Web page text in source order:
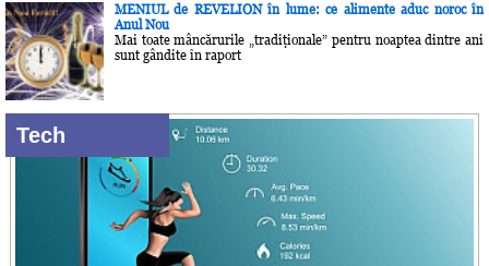
MENIUL de REVELION în lume: ce alimente aduc noroc în
Anul Nou
Mai toate mâncărurile „tradiţionale” pentru noaptea dintre ani
sunt gândite în raport
Tech